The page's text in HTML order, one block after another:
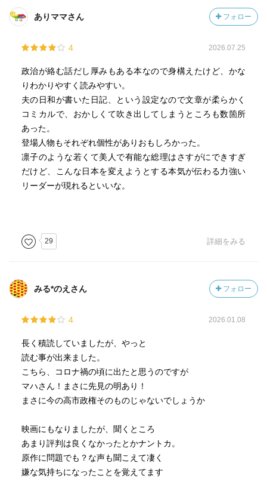
ありママさん フォロー
4 2026.07.25
政治が絡む話だし厚みもある本なので身構えたけど、かな
りわかりやすく読みやすい。
夫の日和が書いた日記、という設定なので文章が柔らかく
コミカルで、おかしくて吹き出してしまうところも数箇所
あった。
登場人物もそれぞれ個性がありおもしろかった。
凛子のような若くて美人で有能な総理はさすがにできすぎ
だけど、こんな日本を変えようとする本気が伝わる力強い
リーダーが現れるといいな。
29 詳細をみる
みる*のえさん フォロー
4 2026.01.08
長く積読していましたが、やっと
読む事が出来ました。
こちら、コロナ禍の頃に出たと思うのですが
マハさん！まさに先見の明あり！
まさに今の高市政権そのものじゃないでしょうか
映画にもなりましたが、聞くところ
あまり評判は良くなかったとかナントカ。
原作に問題でも？な声も聞こえて凄く
嫌な気持ちになったことを覚えてます